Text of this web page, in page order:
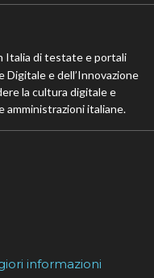
Italia di testate e portali
Digitale e dell’Innovazione
la cultura digitale e
amministrazioni italiane.
informazioni